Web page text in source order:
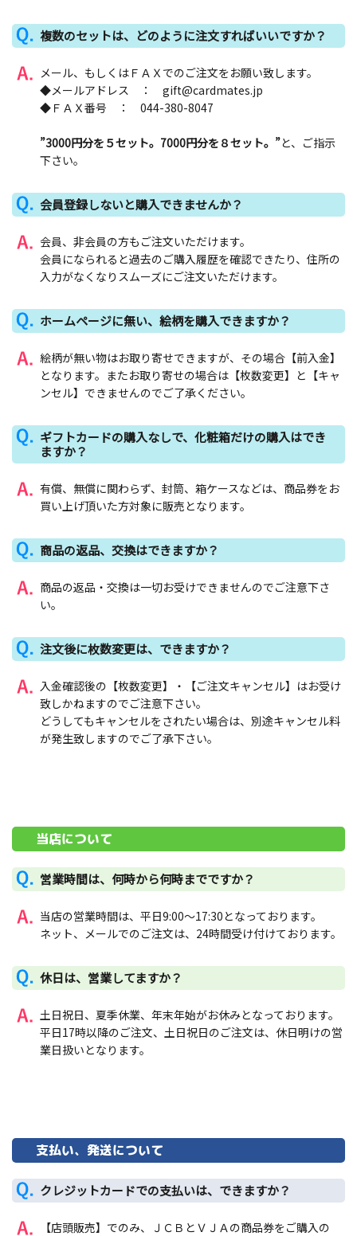
複数のセットは、どのように注文すればいいですか？
メール、もしくはＦＡＸでのご注文をお願い致します。
◆メールアドレス ： gift@cardmates.jp
◆ＦＡＸ番号 ： 044-380-8047
”3000円分を５セット。7000円分を８セット。”と、ご指示
下さい。
会員登録しないと購入できませんか？
会員、非会員の方もご注文いただけます。
会員になられると過去のご購入履歴を確認できたり、住所の
入力がなくなりスムーズにご注文いただけます。
ホームページに無い、絵柄を購入できますか？
絵柄が無い物はお取り寄せできますが、その場合【前入金】
となります。またお取り寄せの場合は【枚数変更】と【キャ
ンセル】できませんのでご了承ください。
ギフトカードの購入なしで、化粧箱だけの購入はでき
ますか？
有償、無償に関わらず、封筒、箱ケースなどは、商品券をお
買い上げ頂いた方対象に販売となります。
商品の返品、交換はできますか？
商品の返品・交換は一切お受けできませんのでご注意下さ
い。
注文後に枚数変更は、できますか？
入金確認後の【枚数変更】・【ご注文キャンセル】はお受け
致しかねますのでご注意下さい。
どうしてもキャンセルをされたい場合は、別途キャンセル料
が発生致しますのでご了承下さい。
当店について
営業時間は、何時から何時までですか？
当店の営業時間は、平日9:00～17:30となっております。
ネット、メールでのご注文は、24時間受け付けております。
休日は、営業してますか？
土日祝日、夏季休業、年末年始がお休みとなっております。
平日17時以降のご注文、土日祝日のご注文は、休日明けの営
業日扱いとなります。
支払い、発送について
クレジットカードでの支払いは、できますか？
【店頭販売】でのみ、ＪＣＢとＶＪＡの商品券をご購入の